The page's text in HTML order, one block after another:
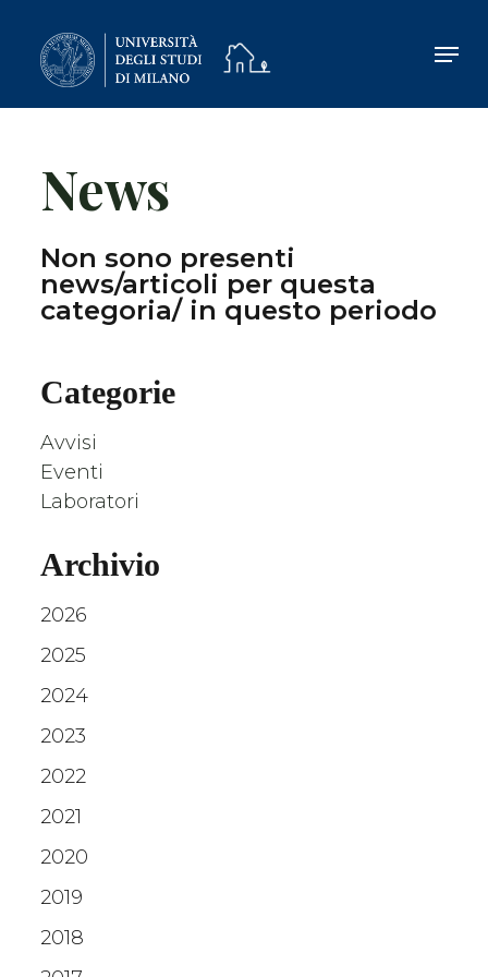
main
News
Non sono presenti
news/articoli per questa
categoria/ in questo periodo
Categorie
Avvisi
Eventi
Laboratori
Archivio
2026
2025
2024
2023
2022
2021
2020
2019
2018